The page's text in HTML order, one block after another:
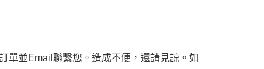
單並Email聯繫您。造成不便，還請見諒。如